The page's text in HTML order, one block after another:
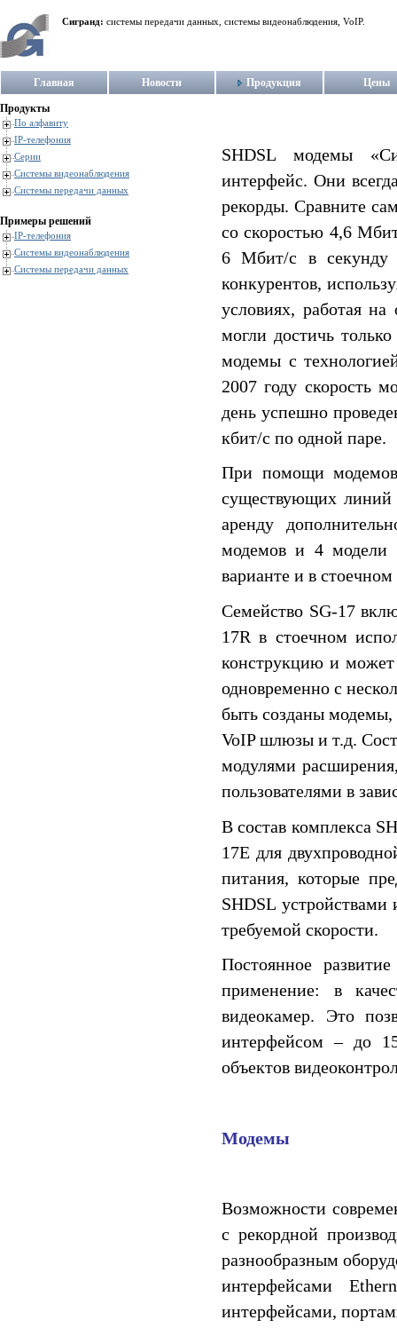
Сигранд: системы передачи данных, системы видеонаблюдения, VoIP.
Главная Новости Продукция Цены
Продукты
По алфавиту
IP-телефония
Серии
Системы видеонаблюдения
Системы передачи данных
Примеры решений
IP-телефония
Системы видеонаблюдения
Системы передачи данных
SHDSL модемы
интерфейс. Они
рекорды. Сравните
со скоростью 4,6
6 Мбит/c в
конкурентов,
условиях, работая
могли достичь
модемы с
2007 году скорость
день успешно
кбит/c по одной паре.
При помощи модемов
существующих линий
аренду
модемов и 4 модели
варианте и в
Семейство SG-17
17R в стоечном
конструкцию и может
одновременно с
быть созданы модемы,
VoIP шлюзы и т.д.
модулями
пользователями в
В состав комплекса
17E для
питания, которые
SHDSL устройствами
требуемой скорости.
Постоянное
применение: в
видеокамер. Это
интерфейсом – до
объектов
Модемы
Возможности
с рекордной
разнообразным
интерфейсами
интерфейсами,